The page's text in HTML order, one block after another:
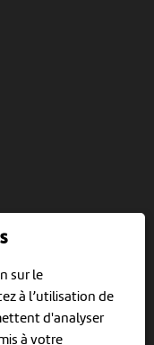
sur le
à l’utilisation de
d'analyser
à votre